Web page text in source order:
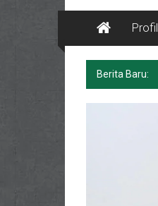
Profil
Berita Baru: